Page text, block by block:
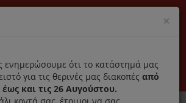
ανταλλακτικά
Σύνδεση Εγγραφή Εταιρεία Επικοινωνία
×
ενημερώσουμε ότι το κατάστημά μας
για τις θερινές μας διακοπές από
και τις 26 Αυγούστου.